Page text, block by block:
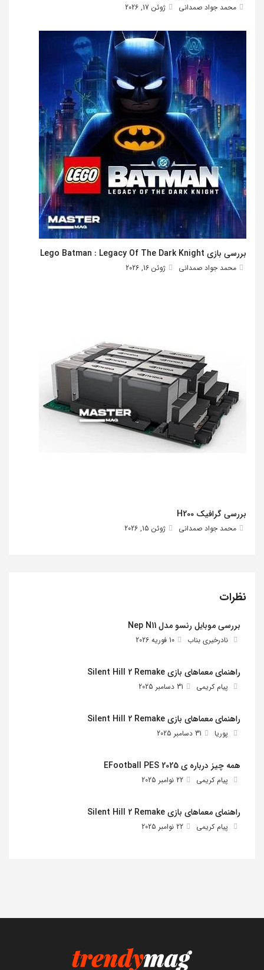
محمد جواد صمدانی ژوئن 17, 2026
بررسی بازی Lego Batman : Legacy Of The Dark Knight
محمد جواد صمدانی ژوئن 16, 2026
بررسی گرافیک H200
محمد جواد صمدانی ژوئن 15, 2026
نظرات
بررسی موبایل رنسو مدل Nep N11
نادرخیری بناب 10 فوریه 2026
راهنمای معماهای بازی Silent Hill 2 Remake
پیام کریمی 31 دسامبر 2025
راهنمای معماهای بازی Silent Hill 2 Remake
پوریا 31 دسامبر 2025
همه چیز درباره ی EFootball PES 2025
پیام کریمی 22 نوامبر 2025
راهنمای معماهای بازی Silent Hill 2 Remake
پیام کریمی 22 نوامبر 2025